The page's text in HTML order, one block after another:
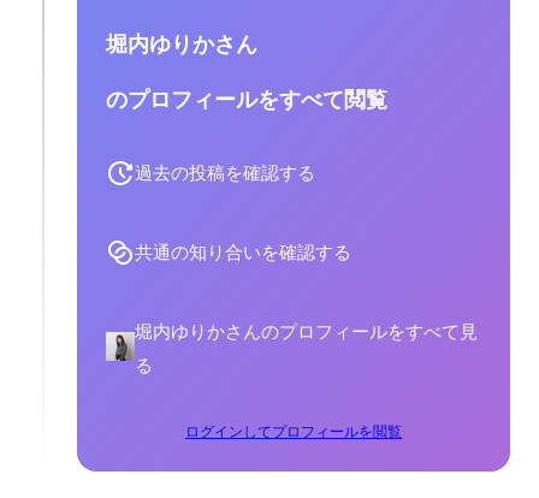
堀内ゆりかさん
のプロフィールをすべて閲覧
過去の投稿を確認する
共通の知り合いを確認する
堀内ゆりかさんのプロフィールをすべて見
る
ログインしてプロフィールを閲覧